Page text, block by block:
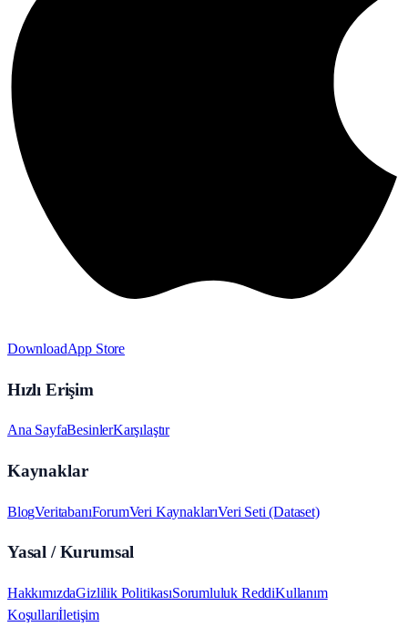
DownloadApp Store
Hızlı Erişim
Ana SayfaBesinlerKarşılaştır
Kaynaklar
BlogVeritabanıForumVeri KaynaklarıVeri Seti (Dataset)
Yasal / Kurumsal
HakkımızdaGizlilik PolitikasıSorumluluk ReddiKullanım
Koşullarıİletişim